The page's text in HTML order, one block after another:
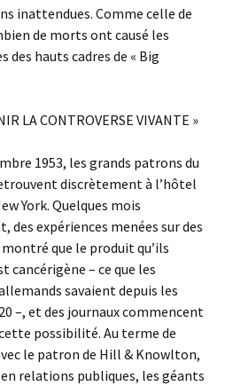
inattendues. Comme celle de
de morts ont causé les
des hauts cadres de « Big
LA CONTROVERSE VIVANTE »
1953, les grands patrons du
discrètement à l’hôtel
York. Quelques mois
des expériences menées sur des
que le produit qu’ils
cancérigène – ce que les
savaient depuis les
–, et des journaux commencent
possibilité. Au terme de
le patron de Hill & Knowlton,
relations publiques, les géants